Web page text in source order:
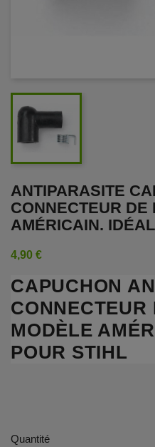
ANTIPARASITE
CONNECTEUR DE
AMÉRICAIN.
4,90 €
CAPUCHON
CONNECTEUR
MODÈLE
POUR STIHL
Quantité